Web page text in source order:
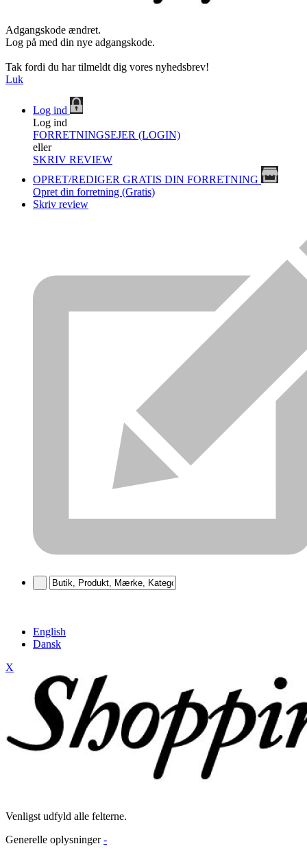
Adgangskode ændret.
Log på med din nye adgangskode.
Tak fordi du har tilmeldt dig vores nyhedsbrev!
Luk
Log ind
Log ind
FORRETNINGSEJER (LOGIN)
eller
SKRIV REVIEW
OPRET/REDIGER GRATIS DIN FORRETNING
Opret din forretning (Gratis)
Skriv review
English
Dansk
X
Venligst udfyld alle felterne.
Generelle oplysninger -